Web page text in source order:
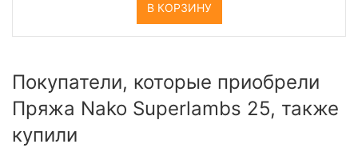
В КОРЗИНУ
Покупатели, которые приобрели
Пряжа Nako Superlambs 25, также
купили